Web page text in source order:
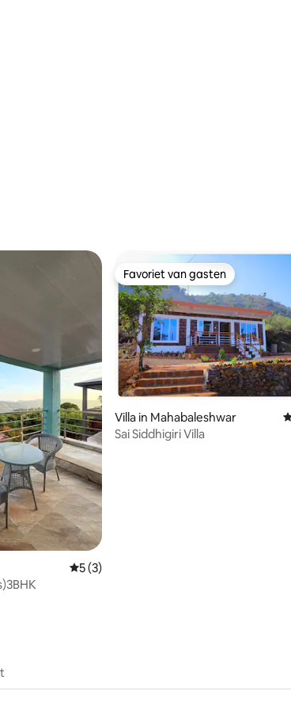
5, 61 recensiesGemiddelde beoordeling van 5 op 5, 3
5 (3)
Favoriet van gasten
Favoriet van gasten
Villa in Mahabaleshwar
Sai Siddhigiri Villa